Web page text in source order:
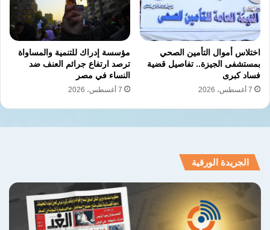
اختلاس أموال التأمين الصحي
بمستشفى الجيزة.. تفاصيل قضية
فساد كبرى
7 أغسطس، 2026
مؤسسة إدراك للتنمية والمساواة
ترصد ارتفاع جرائم العنف ضد
النساء في مصر
7 أغسطس، 2026
الجريدة الورقية